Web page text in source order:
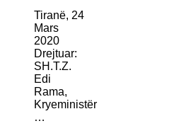
Tiranë, 24
Mars
2020
Drejtuar:
SH.T.Z.
Edi
Rama,
Kryeministër
…